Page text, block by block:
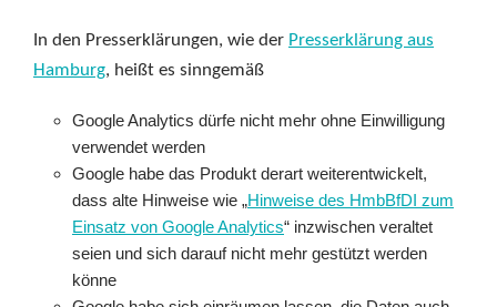
In den Presserklärungen, wie der Presserklärung aus
Hamburg, heißt es sinngemäß
Google Analytics dürfe nicht mehr ohne Einwilligung
verwendet werden
Google habe das Produkt derart weiterentwickelt,
dass alte Hinweise wie „Hinweise des HmbBfDI zum
Einsatz von Google Analytics“ inzwischen veraltet
seien und sich darauf nicht mehr gestützt werden
könne